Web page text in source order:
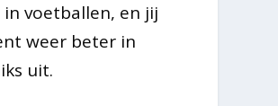
voetballen, en jij
weer beter in
uit.